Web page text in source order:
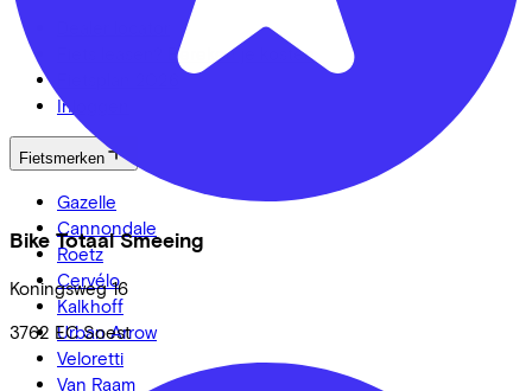
Bike Totaal Smeeing
Koningsweg 16
3762 EC Soest
Fiets leasen? Bereken je kosten
Inloggen
Fietsmerken
Gazelle
Cannondale
Roetz
Cervélo
Kalkhoff
Urban Arrow
Veloretti
Van Raam